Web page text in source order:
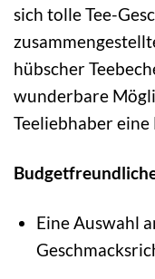
sich tolle Tee-
hübscher
wunderbare
Teeliebhaber
Eine Auswahl